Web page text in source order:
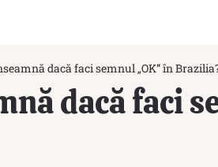
dacă faci semnul „OK” în
dacă faci